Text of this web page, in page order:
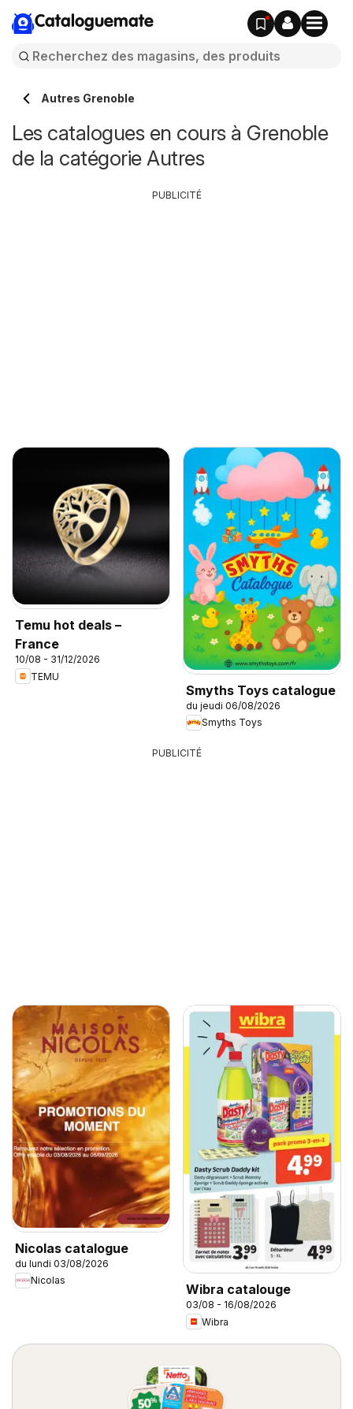
Cataloguemate
Autres Grenoble
Les catalogues en cours à Grenoble
de la catégorie Autres
Temu hot deals –
France
10/08 - 31/12/2026
TEMU
Smyths Toys catalogue
du jeudi 06/08/2026
Smyths Toys
PUBLICITÉ
PUBLICITÉ
Nicolas catalogue
du lundi 03/08/2026
Nicolas
Wibra catalouge
03/08 - 16/08/2026
Wibra